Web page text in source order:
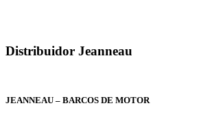
Distribuidor Jeanneau
JEANNEAU – BARCOS DE MOTOR